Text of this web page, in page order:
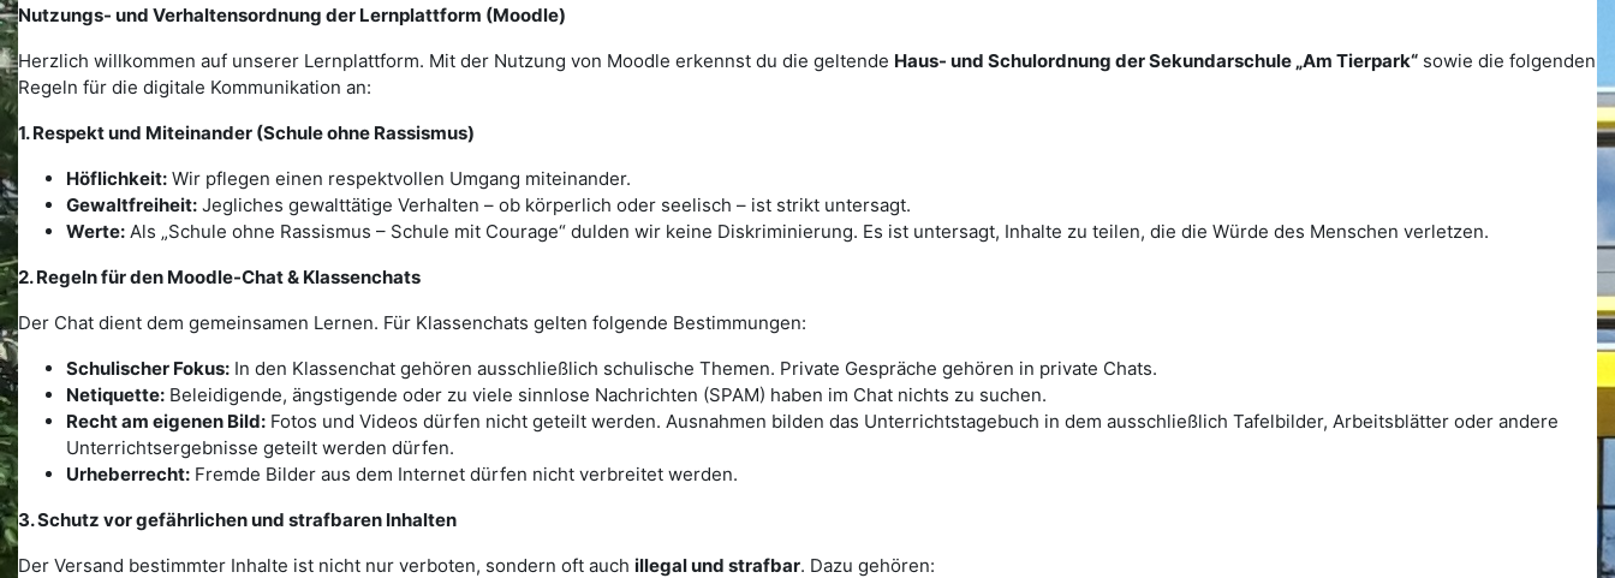
Nutzungs- und Verhaltensordnung der Lernplattform (Moodle)
Herzlich willkommen auf unserer Lernplattform. Mit der Nutzung von Moodle erkennst du die geltende Haus- und Schulordnung der Sekundarschule „Am Tierpark“ sowie die folgenden
Regeln für die digitale Kommunikation an:
1. Respekt und Miteinander (Schule ohne Rassismus)
Höflichkeit: Wir pflegen einen respektvollen Umgang miteinander.
Gewaltfreiheit: Jegliches gewalttätige Verhalten – ob körperlich oder seelisch – ist strikt untersagt.
Werte: Als „Schule ohne Rassismus – Schule mit Courage“ dulden wir keine Diskriminierung. Es ist untersagt, Inhalte zu teilen, die die Würde des Menschen verletzen.
2. Regeln für den Moodle-Chat & Klassenchats
Der Chat dient dem gemeinsamen Lernen. Für Klassenchats gelten folgende Bestimmungen:
Schulischer Fokus: In den Klassenchat gehören ausschließlich schulische Themen. Private Gespräche gehören in private Chats.
Netiquette: Beleidigende, ängstigende oder zu viele sinnlose Nachrichten (SPAM) haben im Chat nichts zu suchen.
Recht am eigenen Bild: Fotos und Videos dürfen nicht geteilt werden. Ausnahmen bilden das Unterrichtstagebuch in dem ausschließlich Tafelbilder, Arbeitsblätter oder andere
Unterrichtsergebnisse geteilt werden dürfen.
Urheberrecht: Fremde Bilder aus dem Internet dürfen nicht verbreitet werden.
3. Schutz vor gefährlichen und strafbaren Inhalten
Der Versand bestimmter Inhalte ist nicht nur verboten, sondern oft auch illegal und strafbar. Dazu gehören: